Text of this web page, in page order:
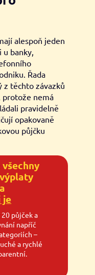
alespoň jeden
banky,
Řada
z těchto závazků
protože nemá
pravidelně
opakovaně
půjčku
je
půjček a
napříč
–
a rychlé